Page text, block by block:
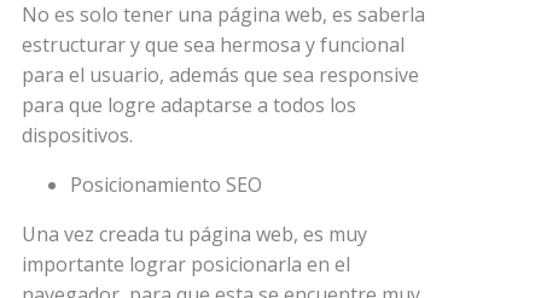
No es solo tener una página web, es saberla
estructurar y que sea hermosa y funcional
para el usuario, además que sea responsive
para que logre adaptarse a todos los
dispositivos.
Posicionamiento SEO
Una vez creada tu página web, es muy
importante lograr posicionarla en el